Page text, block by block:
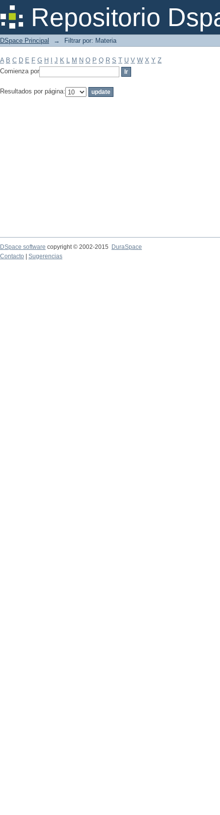
Repositorio
Filtrar por: Materia
DSpace Principal → Filtrar por: Materia
A B C D E F G H J K L M N O P Q R S T U V W X Y Z
Comienza por
Resultados por página:
DSpace software copyright © 2002-2015
DuraSpace
Contacto
Sugerencias